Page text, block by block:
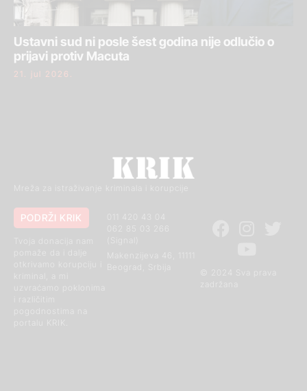
Ustavni sud ni posle šest godina nije odlučio o
prijavi protiv Macuta
21. jul 2026.
Mreža za istraživanje kriminala i korupcije
© 2024 Sva prava
011 420 43 04
Makenzijeva 46, 11111
PODRŽI KRIK
otkrivamo korupciju i
kriminal, a mi
uzvraćamo poklonima
i različitim
pogodnostima na
portalu KRIK.